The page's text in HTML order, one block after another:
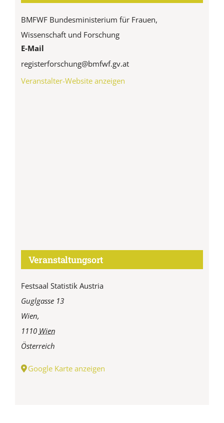
BMFWF Bundesministerium für Frauen,
Wissenschaft und Forschung
E-Mail
registerforschung@bmfwf.gv.at
Veranstalter-Website anzeigen
Veranstaltungsort
Festsaal Statistik Austria
Guglgasse 13
Wien,
1110 Wien
Österreich
Google Karte anzeigen